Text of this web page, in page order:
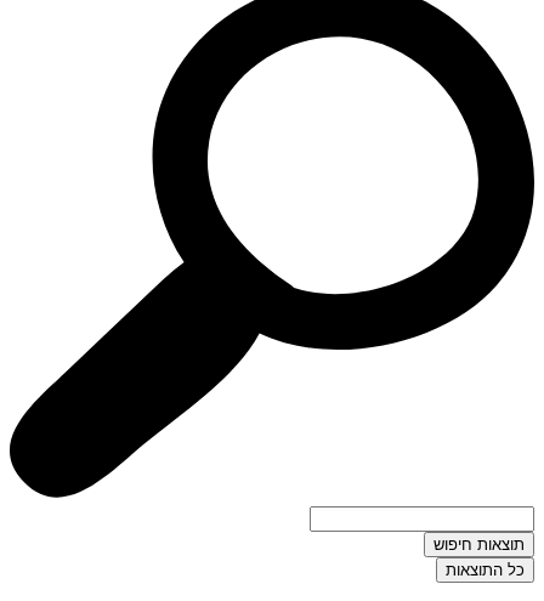
תוצאות חיפוש
כל התוצאות